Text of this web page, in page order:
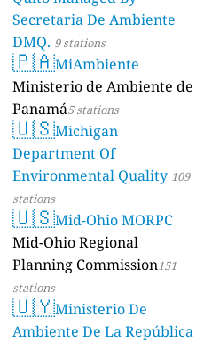
Secretaria De Ambiente
DMQ. 9 stations
🇵🇦MiAmbiente
Ministerio de Ambiente de
Panamá5 stations
🇺🇸Michigan
Department Of
Environmental Quality 109
stations
🇺🇸Mid-Ohio MORPC
Mid-Ohio Regional
Planning Commission151
stations
🇺🇾Ministerio De
Ambiente De La República